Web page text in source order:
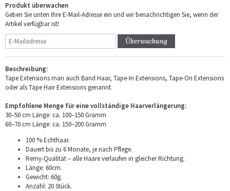
Produkt überwachen
Geben Sie unten Ihre E-Mail-Adresse ein und wir benachrichtigen Sie, wenn der
Artikel verfügbar ist!
Überwachung
Beschreibung:
Tape Extensions man auch Band Haar, Tape-In Extensions, Tape-On Extensions
oder als Tape Hair Extensions genannt.
Empfohlene Menge für eine vollständige Haarverlängerung:
30–50 cm Länge: ca. 100–150 Gramm
60–70 cm Länge: ca. 150–200 Gramm
100 % Echthaar.
Dauert bis zu 6 Monate, je nach Pflege.
Remy-Qualität – alle Haare verlaufen in gleicher Richtung.
Länge: 60cm.
Gewicht: 60g.
Anzahl: 20 Stück.